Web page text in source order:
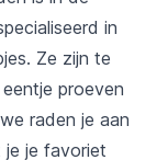
in
Ze zijn te
proeven
raden je aan
je je favoriet